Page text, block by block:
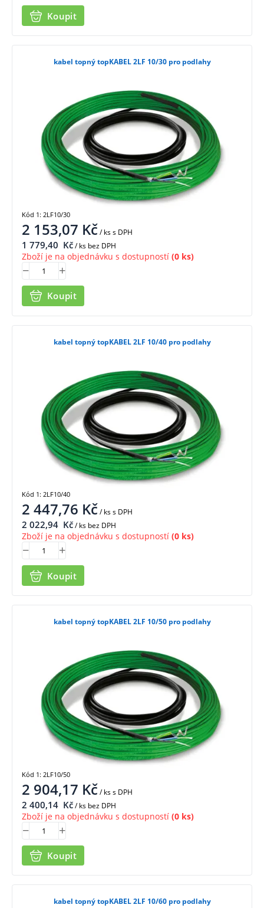
Koupit
kabel topný topKABEL 2LF 10/30 pro podlahy
2 153,07 Kč/ kss DPH
1 779,40 Kč/ ks bez DPH
Zboží je na objednávku s dostupností (0 ks)
Koupit
Kód 1: 2LF10/30
kabel topný topKABEL 2LF 10/40 pro podlahy
2 447,76 Kč/ kss DPH
2 022,94 Kč/ ks bez DPH
Zboží je na objednávku s dostupností (0 ks)
Koupit
Kód 1: 2LF10/40
kabel topný topKABEL 2LF 10/50 pro podlahy
2 904,17 Kč/ kss DPH
2 400,14 Kč/ ks bez DPH
Zboží je na objednávku s dostupností (0 ks)
Koupit
Kód 1: 2LF10/50
kabel topný topKABEL 2LF 10/60 pro podlahy